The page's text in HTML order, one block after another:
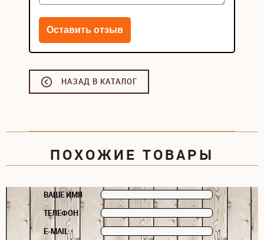
НАЗАД В КАТАЛОГ
ПОХОЖИЕ ТОВАРЫ
ВАШЕ ИМЯ
ТЕЛЕФОН
E-MAIL